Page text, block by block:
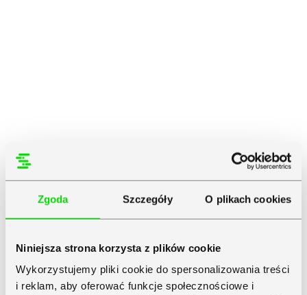
Zgoda Szczegóły O plikach cookies
Niniejsza strona korzysta z plików cookie
Wykorzystujemy pliki cookie do spersonalizowania treści
i reklam, aby oferować funkcje społecznościowe i